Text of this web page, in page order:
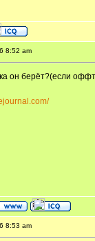
8:52 am
он берёт?(если
8:53 am